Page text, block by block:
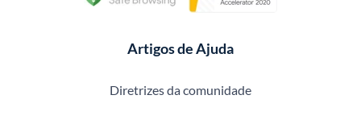
Artigos de Ajuda
Diretrizes da comunidade